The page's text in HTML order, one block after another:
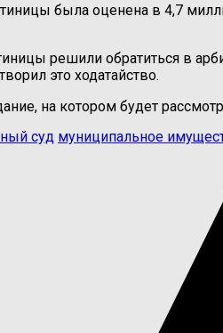
была оценена в 4,7
решили обратиться в
это ходатайство.
на котором будет
суд муниципальное